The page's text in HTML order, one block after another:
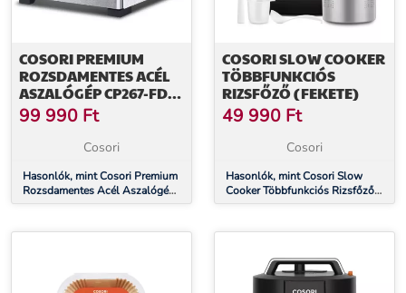
COSORI PREMIUM
ROZSDAMENTES ACÉL
ASZALÓGÉP CP267-FD-
RXS
99 990 Ft
Cosori
Hasonlók, mint Cosori Premium
Rozsdamentes Acél Aszalógép
CP267-FD-RXS
COSORI SLOW COOKER
TÖBBFUNKCIÓS
RIZSFŐZŐ (FEKETE)
49 990 Ft
Cosori
Hasonlók, mint Cosori Slow
Cooker Többfunkciós Rizsfőző
(Fekete)